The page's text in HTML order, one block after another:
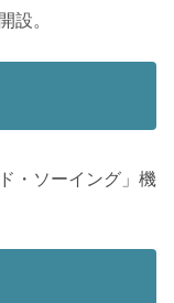
設。
・ソーイング」機